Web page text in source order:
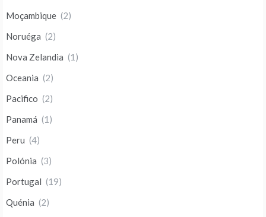
Moçambique (2)
Noruéga (2)
Nova Zelandia (1)
Oceania (2)
Pacifico (2)
Panamá (1)
Peru (4)
Polónia (3)
Portugal (19)
Quénia (2)